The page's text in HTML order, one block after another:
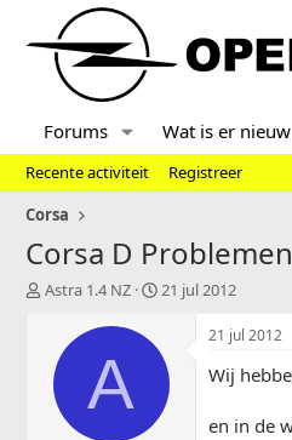
Forums Wat is er nieuw
Recente activiteit
Registreer
Corsa
Corsa D
T
Astra 1.4 NZ
S
r
d
a
21 jul 2012
A
21 jul 2012
Wij
en in de